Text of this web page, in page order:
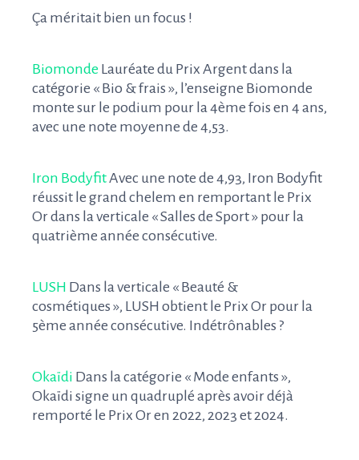
Ça méritait bien un focus !
Biomonde Lauréate du Prix Argent dans la
catégorie « Bio & frais », l’enseigne Biomonde
monte sur le podium pour la 4ème fois en 4 ans,
avec une note moyenne de 4,53.
Iron BodyfitAvec une note de 4,93, Iron Bodyfit
réussit le grand chelem en remportant le Prix
Or dans la verticale « Salles de Sport » pour la
quatrième année consécutive.
LUSH Dans la verticale « Beauté &
cosmétiques », LUSH obtient le Prix Or pour la
5ème année consécutive. Indétrônables ?
Okaïdi Dans l a catégorie « Mode enfants »,
Okaïdi signe un quadruplé après avoir déjà
remporté le Prix Or en 2022, 2023 et 2024.